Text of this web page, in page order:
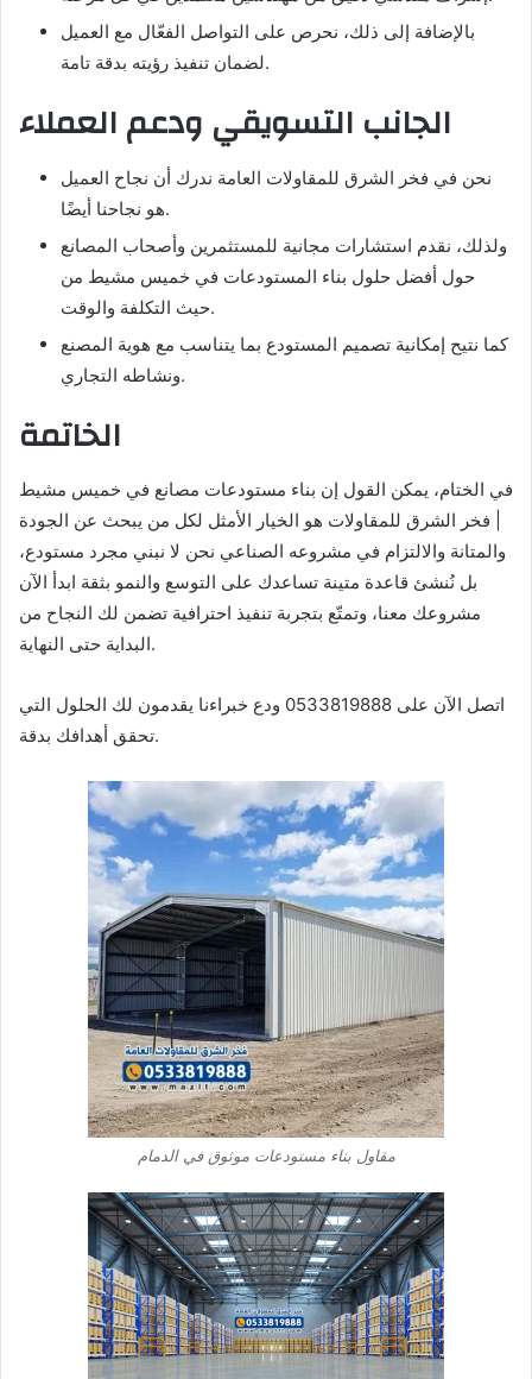
بالإضافة إلى ذلك، نحرص على التواصل الفعّال مع العميل
لضمان تنفيذ رؤيته بدقة تامة.
الجانب التسويقي ودعم العملاء
نحن في فخر الشرق للمقاولات العامة ندرك أن نجاح العميل
هو نجاحنا أيضًا.
ولذلك، نقدم استشارات مجانية للمستثمرين وأصحاب المصانع
حول أفضل حلول بناء المستودعات في خميس مشيط من
حيث التكلفة والوقت.
كما نتيح إمكانية تصميم المستودع بما يتناسب مع هوية المصنع
ونشاطه التجاري.
الخاتمة
في الختام، يمكن القول إن بناء مستودعات مصانع في خميس مشيط
| فخر الشرق للمقاولات هو الخيار الأمثل لكل من يبحث عن الجودة
والمتانة والالتزام في مشروعه الصناعي نحن لا نبني مجرد مستودع،
بل نُنشئ قاعدة متينة تساعدك على التوسع والنمو بثقة ابدأ الآن
مشروعك معنا، وتمتّع بتجربة تنفيذ احترافية تضمن لك النجاح من
البداية حتى النهاية.
اتصل الآن على 0533819888 ودع خبراءنا يقدمون لك الحلول التي
تحقق أهدافك بدقة.
مقاول بناء مستودعات موثوق في الدمام